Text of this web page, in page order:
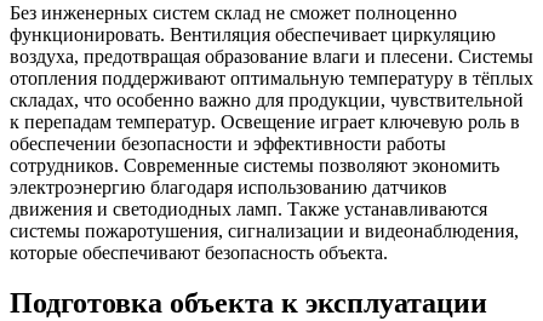
Без инженерных систем склад не сможет полноценно
функционировать. Вентиляция обеспечивает циркуляцию
воздуха, предотвращая образование влаги и плесени. Системы
отопления поддерживают оптимальную температуру в тёплых
складах, что особенно важно для продукции, чувствительной
к перепадам температур. Освещение играет ключевую роль в
обеспечении безопасности и эффективности работы
сотрудников. Современные системы позволяют экономить
электроэнергию благодаря использованию датчиков
движения и светодиодных ламп. Также устанавливаются
системы пожаротушения, сигнализации и видеонаблюдения,
которые обеспечивают безопасность объекта.
Подготовка объекта к эксплуатации